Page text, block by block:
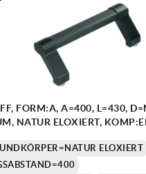
FORM:A, A=400, L=430,
NATUR ELOXIERT,
ELOXIERT